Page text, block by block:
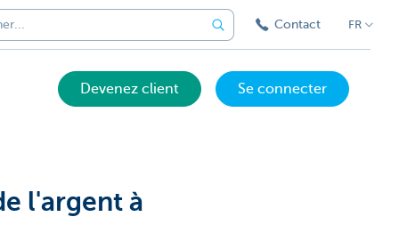
Contact FR
Devenez client Se connecter
l'argent à